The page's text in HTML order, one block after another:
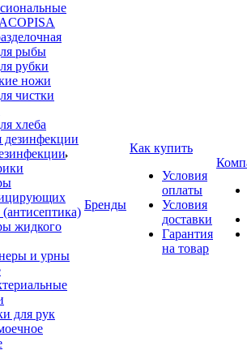
рыбы
рубки
ножи
чистки
хлеба
(антисептика)
жидкого
и урны
для рук
Бренды
Как купить
Условия
оплаты
Условия
доставки
Гарантия
на товар